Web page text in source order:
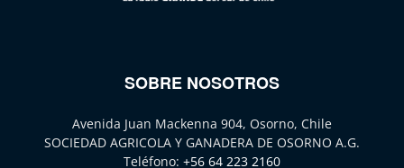
SOBRE NOSOTROS
Avenida Juan Mackenna 904, Osorno, Chile
SOCIEDAD AGRICOLA Y GANADERA DE OSORNO A.G.
Teléfono: +56 64 223 2160